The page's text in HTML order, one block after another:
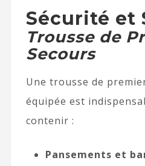
Sécurité et
Trousse de
Secours
Une trousse de
équipée est
contenir :
Pansements et